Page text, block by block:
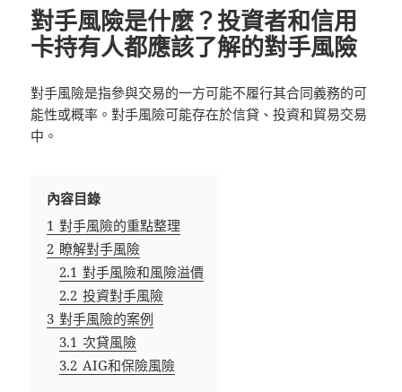
對手風險是什麼？投資者和信用
卡持有人都應該了解的對手風險
對手風險是指參與交易的一方可能不履行其合同義務的可
能性或概率。對手風險可能存在於信貸、投資和貿易交易
中。
內容目錄
1 對手風險的重點整理
2 瞭解對手風險
2.1 對手風險和風險溢價
2.2 投資對手風險
3 對手風險的案例
3.1 次貸風險
3.2 AIG和保險風險